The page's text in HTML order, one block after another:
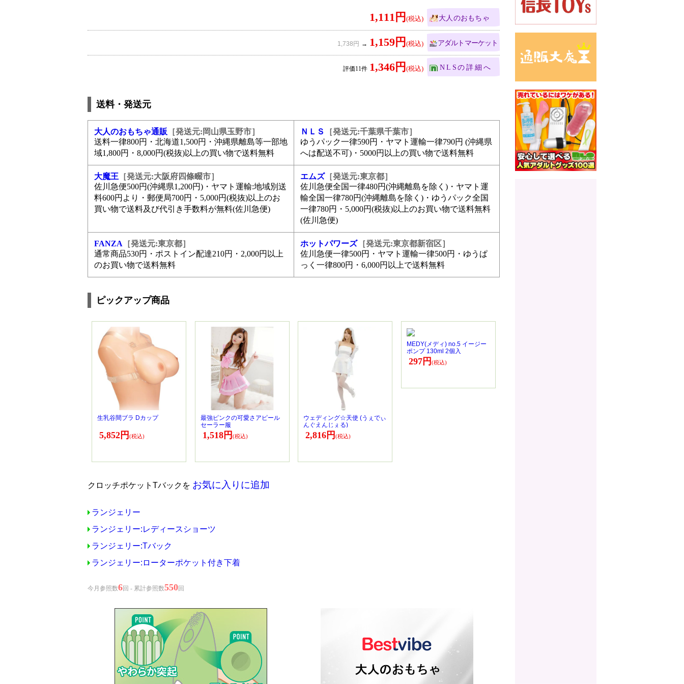
1,111円 大人のおもちゃ
1,738円 1,159円 アダルトマーケット
11 1,346円 NLS
送料・発送元
大人のおもちゃ通販 ［発送元:岡山県玉野市］
送料一律800円・北海道1,500円・沖縄県離島等一部地
域1,800円・8,000円(税抜)以上の買い物で送料無料
ＮＬＳ
［発送元:千葉県千葉市］
ゆうパック一律590円・ヤマト運輸一律790円 (沖縄県
へは配送不可)・5000円以上の買い物で送料無料
大魔王 ［発送元:大阪府四條畷市］
佐川急便500円(沖縄県1,200円)・ヤマト運輸:地域別送
料600円より・郵便局700円・5,000円(税抜)以上のお
買い物で送料及び代引き手数料が無料(佐川急便)
エムズ［発送元:東京都］
佐川急便全国一律480円(沖縄離島を除く)・ヤマト運
輸全国一律780円(沖縄離島を除く)・ゆうパック全国
一律780円・5,000円(税抜)以上のお買い物で送料無料
(佐川急便)
FANZA ［発送元:東京都］
通常商品530円・ポストイン配達210円・2,000円以上
のお買い物で送料無料
ホットパワーズ ［発送元:東京都新宿区］
佐川急便一律500円・ヤマト運輸一律500円・ゆうぱ
っく一律800円・6,000円以上で送料無料
ピックアップ商品
生乳谷間ブラ Dカップ
5,852円
最強ピンクの可愛さアピール
セーラー服
1,518円
ウェディング☆天使 (うぇでぃ
んぐえんじぇる)
2,816円
MEDY(メディ) no.5 イージー
ポンプ 130ml 2個入
297円
クロッチポケットTバックを お気に入りに追加
ランジェリー
ランジェリー:レディースショーツ
ランジェリー:Tバック
ランジェリー:ローターポケット付き下着
今月参照数6回 - 累計参照数550回